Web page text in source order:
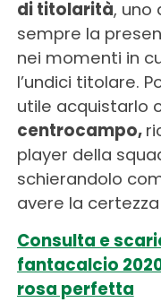
di titolarità, uno
sempre la
nei momenti in
l’undici titolare.
utile acquistarlo
centrocampo,
player della
schierandolo
avere la certezza
Consulta e
fantacalcio
rosa perfetta